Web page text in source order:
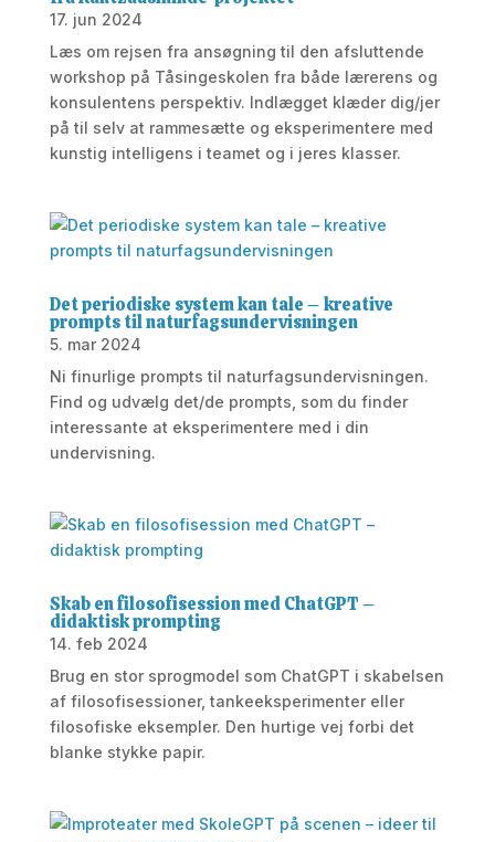
17. jun 2024
Læs om rejsen fra ansøgning til den afsluttende
workshop på Tåsingeskolen fra både lærerens og
konsulentens perspektiv. Indlægget klæder dig/jer
på til selv at rammesætte og eksperimentere med
kunstig intelligens i teamet og i jeres klasser.
Det periodiske system kan tale – kreative
prompts til naturfagsundervisningen
5. mar 2024
Ni finurlige prompts til naturfagsundervisningen.
Find og udvælg det/de prompts, som du finder
interessante at eksperimentere med i din
undervisning.
Skab en filosofisession med ChatGPT –
didaktisk prompting
14. feb 2024
Brug en stor sprogmodel som ChatGPT i skabelsen
af filosofisessioner, tankeeksperimenter eller
filosofiske eksempler. Den hurtige vej forbi det
blanke stykke papir.